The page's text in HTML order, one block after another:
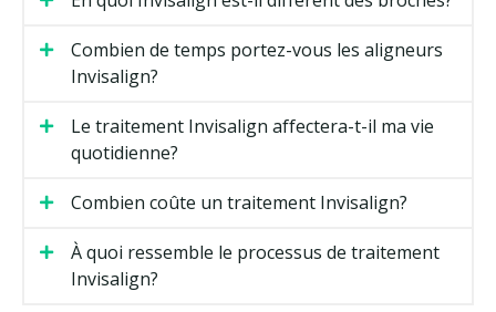
Combien de temps portez-vous les aligneurs
Invisalign?
Le traitement Invisalign affectera-t-il ma vie
quotidienne?
Combien coûte un traitement Invisalign?
À quoi ressemble le processus de traitement
Invisalign?